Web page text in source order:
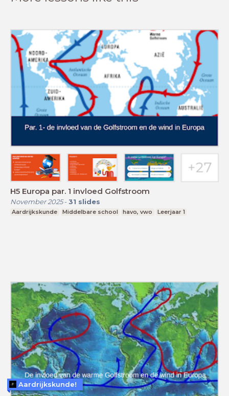
H5 Europa par. 1 invloed Golfstroom
November 2025- 31 slides
Aardrijkskunde Middelbare school havo, vwo Leerjaar 1
Aardrijkskunde!